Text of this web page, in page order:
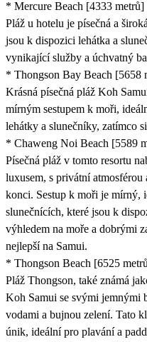
* Mercure Beach [4333 metrů]
Pláž u hotelu je písečná a
jsou k dispozici lehátka a
vynikající služby a úchvatný
* Thongson Bay Beach [5658
Krásná písečná pláž Koh
mírným sestupem k moři,
lehátky a slunečníky, zatímco
* Chaweng Noi Beach [5589
Písečná pláž v tomto resortu
luxusem, s privátní atmosférou
konci. Sestup k moři je mírný,
slunečnících, které jsou k
výhledem na moře a dobrými
nejlepší na Samui.
* Thongson Beach [6525
Pláž Thongson, také známá
Koh Samui se svými
vodami a bujnou zelení. Tato
únik, ideální pro plavání a